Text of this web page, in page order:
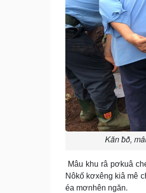
Kăn ƀô̆,
Mâu khu râ pơkuâ
Nôkố kơxêng kiâ mê
éa mơnhên ngăn.